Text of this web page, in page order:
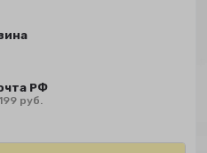
РФ
руб.